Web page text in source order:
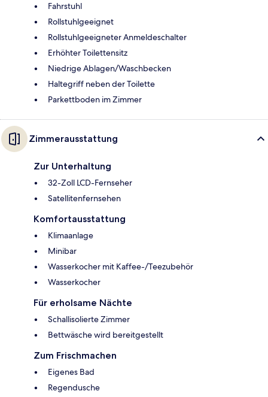
Fahrstuhl
Rollstuhlgeeignet
Rollstuhlgeeigneter Anmeldeschalter
Erhöhter Toilettensitz
Niedrige Ablagen/Waschbecken
Haltegriff neben der Toilette
Parkettboden im Zimmer
Zimmerausstattung
Zur Unterhaltung
32-Zoll LCD-Fernseher
Satellitenfernsehen
Komfortausstattung
Klimaanlage
Minibar
Wasserkocher mit Kaffee-/Teezubehör
Wasserkocher
Für erholsame Nächte
Schallisolierte Zimmer
Bettwäsche wird bereitgestellt
Zum Frischmachen
Eigenes Bad
Regendusche